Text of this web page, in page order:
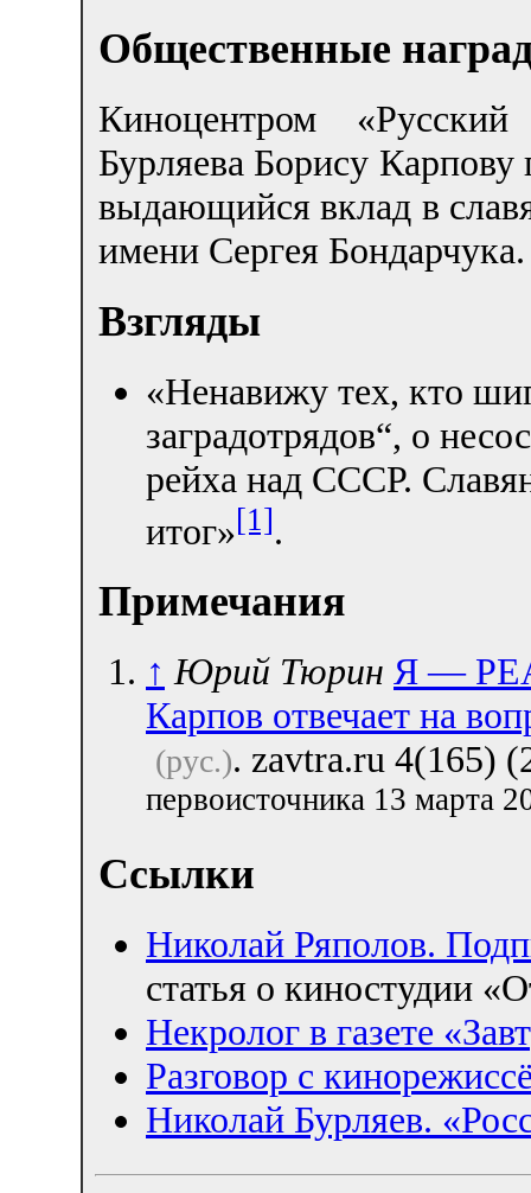
Общественные
Киноцентром
Бурляева Борису
выдающийся вклад в
имени Сергея Бондарчука.
Взгляды
«Ненавижу тех, кто
заградотрядов“, о
рейха над СССР.
итог»[1].
Примечания
↑ Юрий Тюрин Я —
Карпов отвечает на
(рус.). zavtra.ru 4(165)
первоисточника 13 марта
Ссылки
Николай Ряполов.
статья о киностудии
Некролог в газете
Разговор с
Николай Бурляев.